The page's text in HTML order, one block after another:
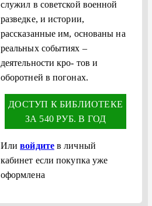
служил в советской военной
разведке, и истории,
рассказанные им, основаны на
реальных событиях –
деятельности кро‑ тов и
оборотней в погонах.
ДОСТУП К БИБЛИОТЕКЕ
ЗА 540 РУБ. В ГОД
Иливойдитев личный
кабинет если покупка уже
оформлена